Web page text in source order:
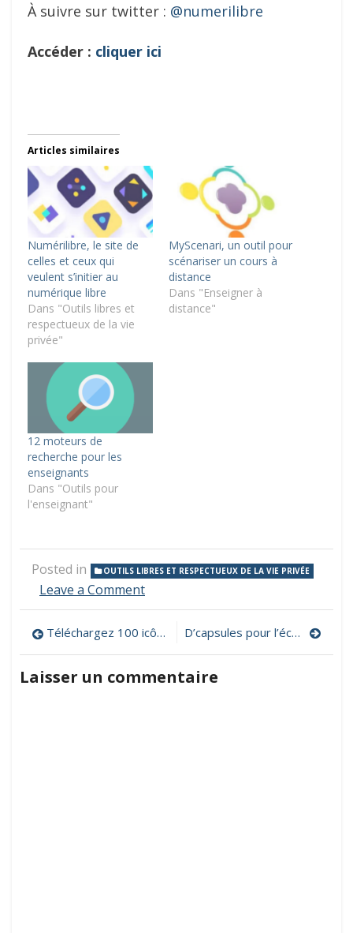
À suivre sur twitter : @numerilibre
Accéder : cliquer ici
Articles similaires
Numérilibre, le site de
celles et ceux qui
veulent s’initier au
numérique libre
Dans "Outils libres et
respectueux de la vie
privée"
MyScenari, un outil pour
scénariser un cours à
distance
Dans "Enseigner à
distance"
12 moteurs de
recherche pour les
enseignants
Dans "Outils pour
l'enseignant"
Posted in OUTILS LIBRES ET RESPECTUEUX DE LA VIE PRIVÉE
Leave a Commenton
Numérilibre,
site
pour
s’initier
au
Navigation
de
l’article
Téléchargez 100 icônes vectorielles gratuites D’capsules pour l’école
Laisser un commentaire